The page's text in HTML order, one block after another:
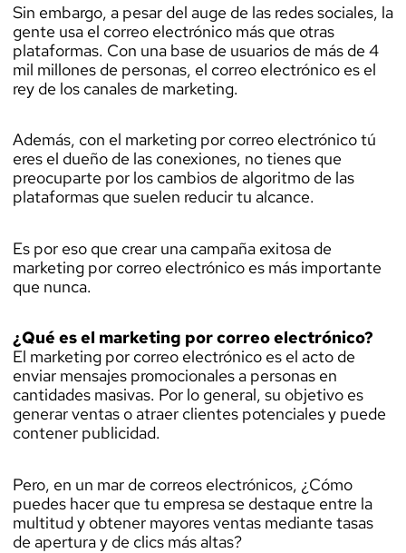
Sin embargo, a pesar del auge de las redes sociales, la
gente usa el correo electrónico más que otras
plataformas. Con una base de usuarios de más de 4
mil millones de personas, el correo electrónico es el
rey de los canales de marketing.
Además, con el marketing por correo electrónico tú
eres el dueño de las conexiones, no tienes que
preocuparte por los cambios de algoritmo de las
plataformas que suelen reducir tu alcance.
Es por eso que crear una campaña exitosa de
marketing por correo electrónico es más importante
que nunca.
¿Qué es el marketing por correo electrónico?
El marketing por correo electrónico es el acto de
enviar mensajes promocionales a personas en
cantidades masivas. Por lo general, su objetivo es
generar ventas o atraer clientes potenciales y puede
contener publicidad.
Pero, en un mar de correos electrónicos, ¿Cómo
puedes hacer que tu empresa se destaque entre la
multitud y obtener mayores ventas mediante tasas
de apertura y de clics más altas?